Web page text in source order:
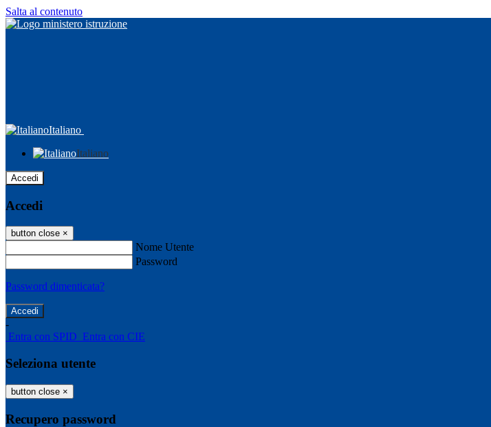
Salta al contenuto
Italiano
Italiano
Accedi
Accedi
button close ×
Nome Utente
Password
Password dimenticata?
-
Entra con SPID Entra con CIE
Seleziona utente
button close ×
Recupero password